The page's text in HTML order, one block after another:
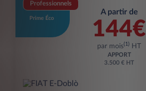
Professionnels
Prime Éco
A partir de
144€
par mois(1) HT
APPORT
3.500 € HT